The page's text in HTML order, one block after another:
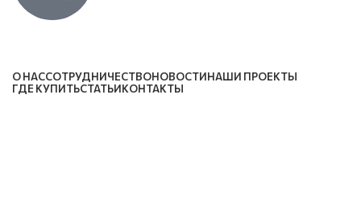
О НАССОТРУДНИЧЕСТВОНОВОСТИНАШИ ПРОЕКТЫ
ГДЕ КУПИТЬСТАТЬИКОНТАКТЫ